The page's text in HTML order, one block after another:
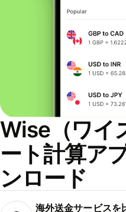
Wise（ワイ
ート計算ア
ンロード
海外送金サービスを